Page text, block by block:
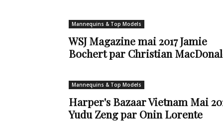
Mannequins & Top Models
WSJ Magazine mai 2017 Jamie
Bochert par Christian
Mannequins & Top Models
Harper's Bazaar Vietnam Mai
Yudu Zeng par Onin Lorente